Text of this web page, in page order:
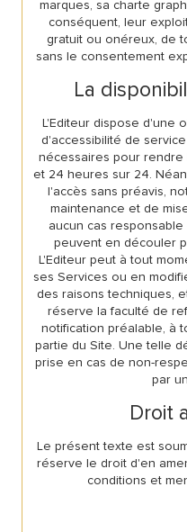
marques, sa charte
conséquent, leur
gratuit ou onéreux, de
sans le consentement
La
L'Editeur dispose d'une
d'accessibilité de
nécessaires pour rendre
et 24 heures sur 24.
l'accès sans préavis,
maintenance et de
aucun cas
peuvent en découler
L'Editeur peut à tout
ses Services ou en
des raisons techniques,
réserve la faculté de
notification préalable, à
partie du Site. Une telle
prise en cas de non-
par
Droit
Le présent texte est
réserve le droit d'en
conditions et